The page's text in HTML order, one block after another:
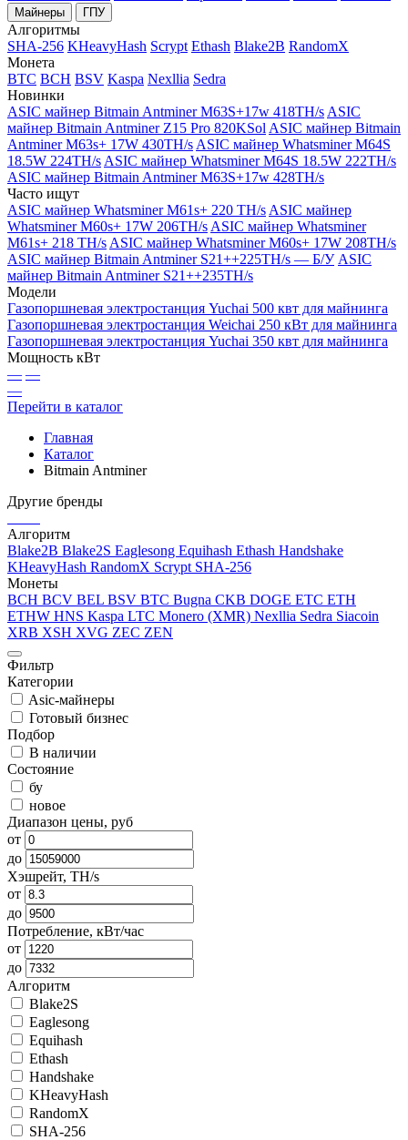
Майнеры ГПУ
Алгоритмы
SHA-256 KHeavyHash Scrypt Ethash Blake2B RandomX
Монета
BTC BCH BSV Kaspa Nexllia Sedra
Новинки
ASIC майнер Bitmain Antminer M63S+17w 418TH/s ASIC
майнер Bitmain Antminer Z15 Pro 820KSol ASIC майнер Bitmain
Antminer M63s+ 17W 430TH/s ASIC майнер Whatsminer M64S
18.5W 224TH/s ASIC майнер Whatsminer M64S 18.5W 222TH/s
ASIC майнер Bitmain Antminer M63S+17w 428TH/s
Часто ищут
ASIC майнер Whatsminer M61s+ 220 TH/s ASIC майнер
Whatsminer M60s+ 17W 206TH/s ASIC майнер Whatsminer
M61s+ 218 TH/s ASIC майнер Whatsminer M60s+ 17W 208TH/s
ASIC майнер Bitmain Antminer S21++225TH/s — Б/У ASIC
майнер Bitmain Antminer S21++235TH/s
Модели
Газопоршневая электростанция Yuchai 500 квт для майнинга
Газопоршневая электростанция Weichai 250 кВт для майнинга
Газопоршневая электростанция Yuchai 350 квт для майнинга
Мощность кВт
— —
—
Перейти в каталог
Главная
Каталог
Bitmain Antminer
Другие бренды
Алгоритм
Blake2B Blake2S Eaglesong Equihash Ethash Handshake
KHeavyHash RandomX Scrypt SHA-256
Монеты
BCH BCV BEL BSV BTC Bugna CKB DOGE ETC ETH
ETHW HNS Kaspa LTC Monero (XMR) Nexllia Sedra Siacoin
XRB XSH XVG ZEC ZEN
Фильтр
Категории
Asic-майнеры
Готовый бизнес
Подбор
В наличии
Состояние
бу
новое
Диапазон цены, руб
от
до
Хэшрейт, TH/s
от
до
Потребление, кВт/час
от
до
Алгоритм
Blake2S
Eaglesong
Equihash
Ethash
Handshake
KHeavyHash
RandomX
SHA-256